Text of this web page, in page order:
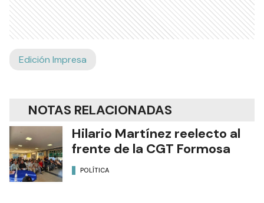
Edición Impresa
NOTAS RELACIONADAS
Hilario Martínez reelecto al
frente de la CGT Formosa
POLÍTICA